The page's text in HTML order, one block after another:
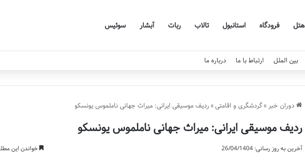
هتل فرودگاه استانبول تالاب ربات آبشار سوئیس
بین الملل ارتباط با ما درباره ما
دوران خبر »گردشگری و اقامتی » ردیف موسیقی ایرانی: میراث جهانی ناملموس یونسکو
ردیف موسیقی ایرانی: میراث جهانی ناملموس یونسکو
آخرین به روز رسانی: 26/04/1404 خواندن این مطلب 12 دقیقه زمان